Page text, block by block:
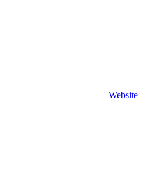
Website